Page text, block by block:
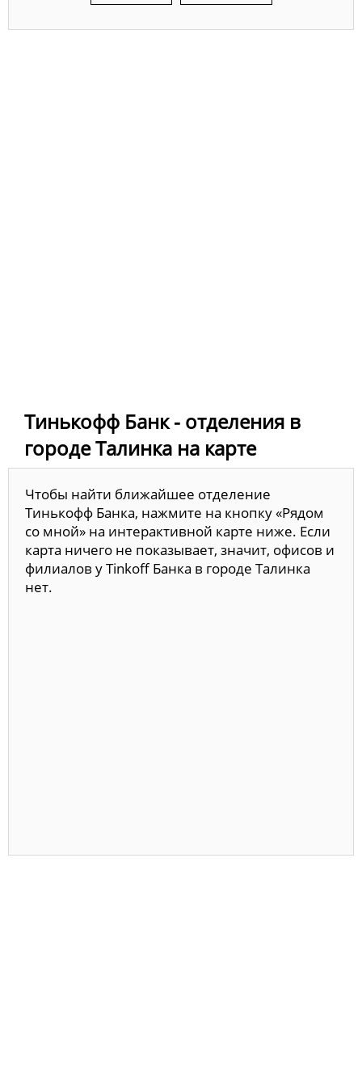
Тинькофф Банк - отделения в
городе Талинка на карте
Чтобы найти ближайшее отделение
Тинькофф Банка, нажмите на кнопку «Рядом
со мной» на интерактивной карте ниже. Если
карта ничего не показывает, значит, офисов и
филиалов у Tinkoff Банка в городе Талинка
нет.